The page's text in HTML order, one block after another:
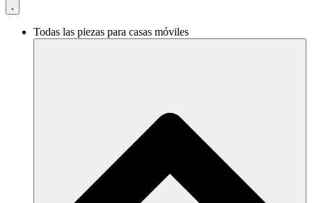
Todas las piezas para casas móviles